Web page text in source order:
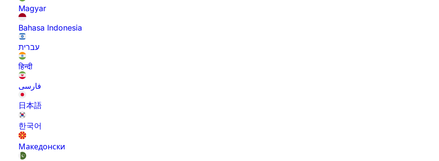
Magyar
Bahasa Indonesia
עברית
हिन्दी
فارسی
日本語
한국어
Македонски